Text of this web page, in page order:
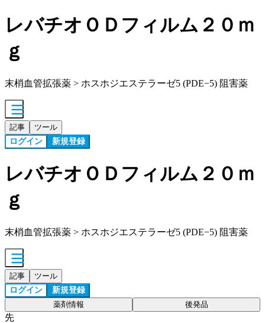
レバチオＯＤフィルム２０ｍ
ｇ
末梢血管拡張薬 > ホスホジエステラーゼ5 (PDE−5) 阻害薬
記事 ツール
ログイン 新規登録
レバチオＯＤフィルム２０ｍ
ｇ
末梢血管拡張薬 > ホスホジエステラーゼ5 (PDE−5) 阻害薬
記事 ツール
ログイン 新規登録
薬剤情報 後発品
先